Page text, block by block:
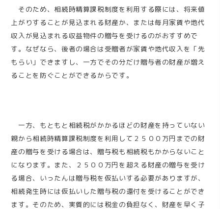
そのため、相続時精算課税制度を利用する際には、将来値
上がりすることが見込まれる財産か、または毎月家賃や地代
収入が見込まれる収益物件の贈与を受けるのがおすすめで
す。なぜなら、後者の場合は受贈者が家賃や地代収入を「先
もらい」できますし、一方でその分だけ贈与者の財産が増え
ることを防ぐことができるからです。
一方、もともと相続税がかかるほどの財産を持っていない
親から相続時精算課税制度を利用して２５００万円までの財
産の贈与を受ける場合は、贈与税も相続税もかからないこと
になります。また、２５００万円を超える財産の贈与を受け
る場合、いったんは贈与税を仮払いする必要がありますが、
相続発生時には仮払いした贈与税の還付を受けることができ
ます。そのため、実質的には税金の負担なく、財産を早く子